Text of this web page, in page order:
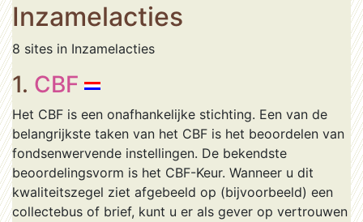
Inzamelacties
8 sites in Inzamelacties
1. CBF
Het CBF is een onafhankelijke stichting. Een van de
belangrijkste taken van het CBF is het beoordelen van
fondsenwervende instellingen. De bekendste
beoordelingsvorm is het CBF-Keur. Wanneer u dit
kwaliteitszegel ziet afgebeeld op (bijvoorbeeld) een
collectebus of brief, kunt u er als gever op vertrouwen